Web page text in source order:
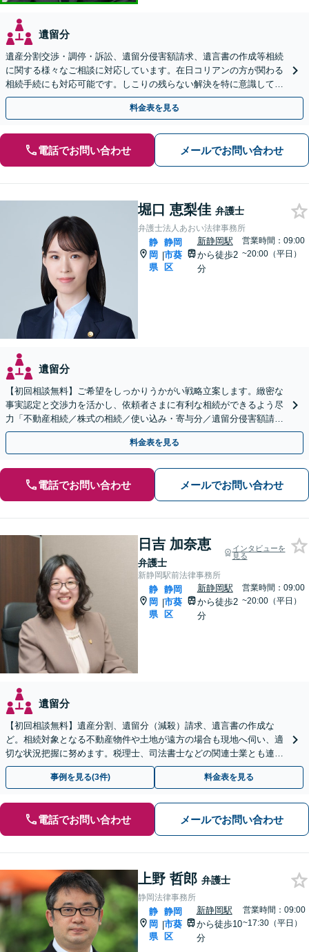
遺留分
遺産分割交渉・調停・訴訟、遺留分侵害額請求、遺言書の作成等相続
に関する様々なご相談に対応しています。在日コリアンの方が関わる
相続手続にも対応可能です。しこりの残らない解決を特に意識してい
ます。【新静岡駅10分】
料金表を見る
電話でお問い合わせ メールでお問い合わせ
堀口 恵梨佳 弁護士
弁護士法人あおい法律事務所
静
岡
県
|
静岡
市葵
区
新静岡駅
から徒歩2
分
営業時間：09:00
~20:00（平日）
遺留分
【初回相談無料】ご希望をしっかりうかがい戦略立案します。緻密な
事実認定と交渉力を活かし、依頼者さまに有利な相続ができるよう尽
力「不動産相続／株式の相続／使い込み・寄与分／遺留分侵害額請求
／相続放棄／生前贈与／事業承継」【休日・夜間相談可】
料金表を見る
電話でお問い合わせ メールでお問い合わせ
日吉 加奈恵
弁護士
インタビューを
見る
新静岡駅前法律事務所
静
岡
県
|
静岡
市葵
区
新静岡駅
から徒歩2
分
営業時間：09:00
~20:00（平日）
遺留分
【初回相談無料】遺産分割、遺留分（減殺）請求、遺言書の作成な
ど。相続対象となる不動産物件や土地が遠方の場合も現地へ伺い、適
切な状況把握に努めます。税理士、司法書士などの関連士業とも連携
しワンストップで対応します【新静岡駅直結】
事例を見る(3件) 料金表を見る
電話でお問い合わせ メールでお問い合わせ
上野 哲郎 弁護士
静岡法律事務所
静
岡
県
|
静岡
市葵
区
新静岡駅
から徒歩10
分
営業時間：09:00
~17:30（平日）